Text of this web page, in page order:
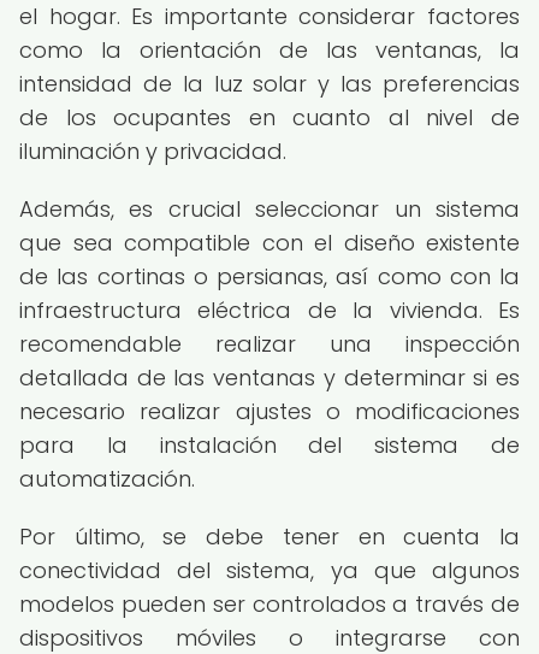
el hogar. Es importante considerar factores
como la orientación de las ventanas, la
intensidad de la luz solar y las preferencias
de los ocupantes en cuanto al nivel de
iluminación y privacidad.
Además, es crucial seleccionar un sistema
que sea compatible con el diseño existente
de las cortinas o persianas, así como con la
infraestructura eléctrica de la vivienda. Es
recomendable realizar una inspección
detallada de las ventanas y determinar si es
necesario realizar ajustes o modificaciones
para la instalación del sistema de
automatización.
Por último, se debe tener en cuenta la
conectividad del sistema, ya que algunos
modelos pueden ser controlados a través de
dispositivos móviles o integrarse con